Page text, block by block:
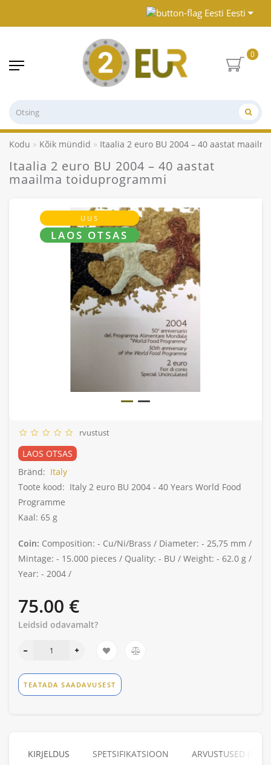
Eesti
0
Kodu Kõik mündid Itaalia 2 euro BU 2004 – 40 aastat
Itaalia 2 euro BU 2004 – 40 aastat
maailma toiduprogrammi
UUS
LAOS OTSAS
rvustust
LAOS OTSAS
Bränd: Italy
Toote kood: Italy 2 euro BU 2004 - 40 Years World Food
Programme
Kaal: 65 g
Coin: Composition: - Cu/Ni/Brass / Diameter: - 25,75 mm /
Mintage: - 15.000 pieces / Quality: - BU / Weight: - 62.0 g /
Year: - 2004 /
75.00 €
Leidsid odavamalt?
TEATADA SAADAVUSEST
KIRJELDUS SPETSIFIKATSIOON ARVUSTUSED (0)